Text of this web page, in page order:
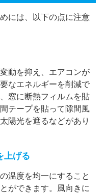
には、以下の点に注意
動を抑え、エアコンが
なエネルギーを削減で
窓に断熱フィルムを貼
テープを貼って隙間風
陽光を遮るなどがあり
上げる
温度を均一にすること
ができます。風向きに